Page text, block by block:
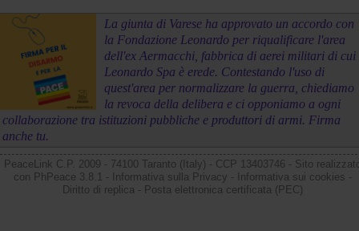
La giunta di Varese ha approvato un accordo con
la Fondazione Leonardo per riqualificare l'area
dell'ex Aermacchi, fabbrica di aerei militari di cui
Leonardo Spa è erede. Contestando l'uso di
quest'area per normalizzare la guerra, chiediamo
la revoca della delibera e ci opponiamo a ogni
collaborazione tra istituzioni pubbliche e produttori di armi. Firma
anche tu.
PeaceLink C.P. 2009 - 74100 Taranto (Italy) - CCP 13403746 - Sito
con PhPeace 3.8.1 - Informativa sulla Privacy - Informativa sui cookies -
Diritto di replica- Posta elettronica certificata (PEC)